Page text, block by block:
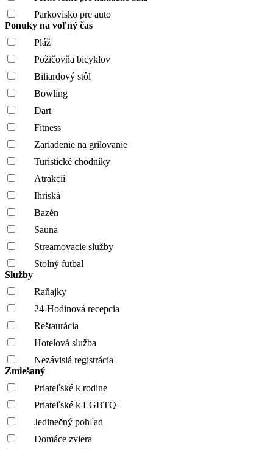
Parkovisko pre auto
Ponuky na voľný čas
Pláž
Požičovňa bicyklov
Biliardový stôl
Bowling
Dart
Fitness
Zariadenie na grilovanie
Turistické chodníky
Atrakcií
Ihriská
Bazén
Sauna
Streamovacie služby
Stolný futbal
Služby
Raňajky
24-Hodinová recepcia
Reštaurácia
Hotelová služba
Nezávislá registrácia
Zmiešaný
Priateľské k rodine
Priateľské k LGBTQ+
Jedinečný pohľad
Domáce zviera